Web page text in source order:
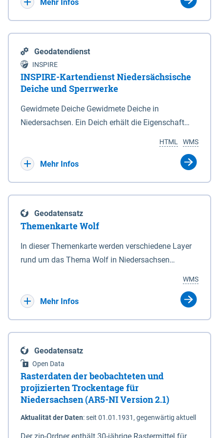
Mehr Infos
Geodatendienst
INSPIRE
INSPIRE-Kartendienst Niedersächsische
Deiche und Sperrwerke
Gewidmete Deiche Gewidmete Deiche in
Niedersachsen. Ein Deich erhält die Eigenschaft
Deichbehörde durch Verordnung ausspricht. Für
enthalten. Sperrwerke Sperrwerke sind Bauwerke
mit Sperrvorrichtungen in Tidegewässern, die dem
Schutz eines Gebietes vor erhöhten Tiden, vor allem
vor Sturmfluten, zu dienen bestimmt sind (§2 Abs.3
Eigenschaft eines Sperrwerkes durch Widmung, die
die Deichbehörde durch Verordnung ausspricht.
WMS
HTML
Mehr Infos
Geodatensatz
Themenkarte Wolf
In dieser Themenkarte werden verschiedene Layer
rund um das Thema Wolf in Niedersachsen
sowie Status der bestehenden Wolfsterritorien im
laufenden Monitoringjahr.
WMS
Mehr Infos
Geodatensatz
Open Data
Rasterdaten der beobachteten und
projizierten Trockentage für
Niedersachsen (AR5-NI Version 2.1)
Aktualität der Daten:seit 01.01.1931, gegenwärtig aktuell